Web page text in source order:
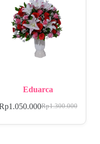
Eduarca
Rp1.300.000
1.050.000